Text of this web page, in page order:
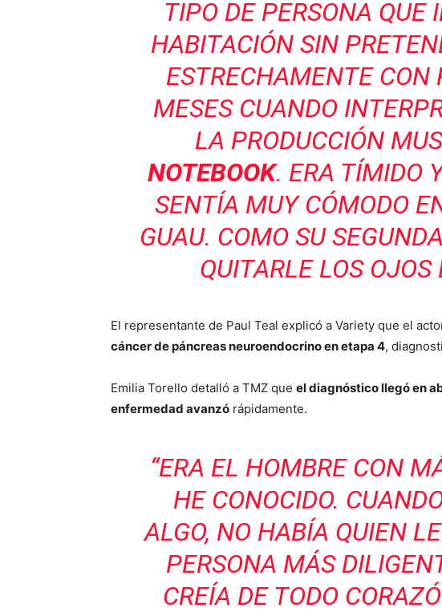
TIPO DE PERSONA QUE
HABITACIÓN SIN
ESTRECHAMENTE CON
MESES CUANDO
LA PRODUCCIÓN
NOTEBOOK. ERA TÍMIDO
SENTÍA MUY CÓMODO
GUAU. COMO SU
QUITARLE LOS OJOS
El representante de Paul Teal explicó a Variety que el
cáncer de páncreas neuroendocrino en etapa 4,
Emilia Torello detalló a TMZ que el diagnóstico llegó en
enfermedad avanzó rápidamente.
“ERA EL HOMBRE CON
HE CONOCIDO.
ALGO, NO HABÍA QUIEN
PERSONA MÁS
CREÍA DE TODO